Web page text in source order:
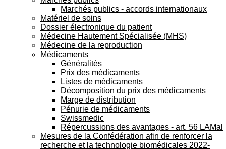
Marchés publics - accords internationaux
Matériel de soins
Dossier électronique du patient
Médecine Hautement Spécialisée (MHS)
Médecine de la reproduction
Médicaments
Généralités
Prix des médicaments
Listes de médicaments
Décomposition du prix des médicaments
Marge de distribution
Pénurie de médicaments
Swissmedic
Répercussions des avantages - art. 56 LAMal
Mesures de la Confédération afin de renforcer la
recherche et la technologie biomédicales 2022-